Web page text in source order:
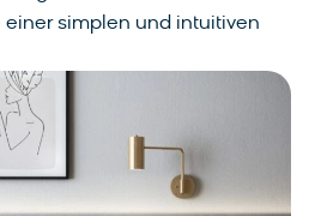
simplen und intuitiven